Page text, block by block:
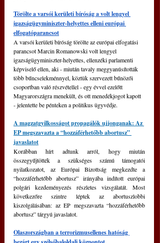
Törölte a varsói kerületi bíróság a volt lengyel
igazságügyminiszter-helyettes elleni európai
elfogatóparancsot
A varsói kerületi bíróság törölte az európai elfogatási
parancsot Marcin Romanowski volt lengyel
igazságügyminiszter-helyettes, ellenzéki parlamenti
képviselő ellen, aki - miután tavaly meggyanúsították
több bűncselekménnyel, köztük szervezett bűnözői
csoportban való részvétellel - egy évvel ezelőtt
Magyarországra menekült, és ott menedékjogot kapott
- jelentette be pénteken a politikus ügyvédje.
A magzatgyilkosságot propagálók ujjonganak: Az
EP megszavazta a “hozzáférhetőbb abortusz”
javaslatot
Korábban hírt adtunk arról, hogy miután
összegyűjtötték a szükséges számú támogatói
nyilatkozatot, az Európai Bizottság megkezdte a
“hozzáférhetőbb abortusz” irányába indított európai
polgári kezdeményezés részletes vizsgálatát. Most
következőre szintre léptek az abortuszlobbi
kiszolgálásában: az EP megszavazta “hozzáférhetőbb
abortusz” tárgyú javaslatot.
Olaszországban a terrorizmusellenes hatóság